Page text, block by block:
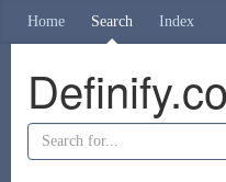
Home Search Index